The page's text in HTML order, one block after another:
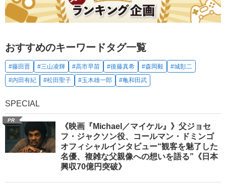
おすすめのキーワードタグ一覧
#藤田晋 #三山凌輝 #高市早苗 #後藤真希 #森岡毅
#城彰二
#内田有紀
#松田聖子 #玉木雄一郎 #亀和田武
SPECIAL
PR
《映画『Michael／マイケル』》父ジョセ
フ・ジャクソン役、コールマン・ドミンゴ
オフィシャルインタビュー“観客を魅了した
名優、複雑な父親像への想いを語る”《日本
興収70億円突破》